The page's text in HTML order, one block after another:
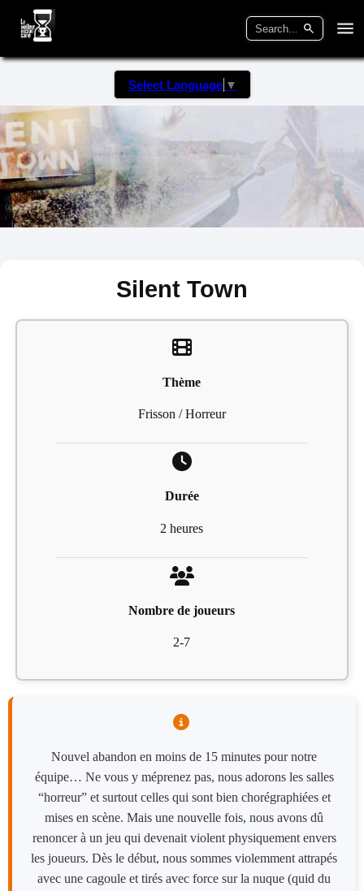
Select Language ▼
Silent Town
Thème
Frisson / Horreur
Durée
2 heures
Nombre de joueurs
2-7
Nouvel abandon en moins de 15 minutes pour notre
équipe… Ne vous y méprenez pas, nous adorons les salles
“horreur” et surtout celles qui sont bien chorégraphiées et
mises en scène. Mais une nouvelle fois, nous avons dû
renoncer à un jeu qui devenait violent physiquement envers
les joueurs. Dès le début, nous sommes violemment attrapés
avec une cagoule et tirés avec force sur la nuque (quid du